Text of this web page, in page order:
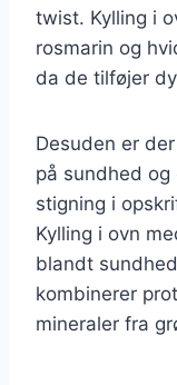
twist. Kylling i
rosmarin og
da de tilføjer
Desuden er
på sundhed
stigning i
Kylling i ovn
blandt
kombinerer
mineraler fra